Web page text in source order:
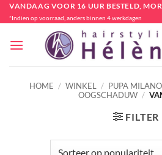
Ga
naar
VANDAAG VOOR 16 UUR BESTELD,
*Indien op voorraad, anders binnen 4 werkdagen
HOME / WINKEL / PUPA
OOGSCHADUW /
FILTER